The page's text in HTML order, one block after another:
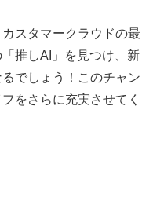
スタマークラウドの最
推しAI」を見つけ、新
でしょう！このチャン
をさらに充実させてく